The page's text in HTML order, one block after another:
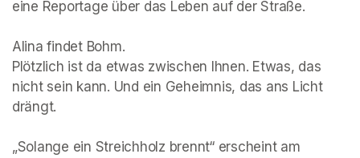
eine Reportage über das Leben auf der Straße.
Alina findet Bohm.
Plötzlich ist da etwas zwischen Ihnen. Etwas, das
nicht sein kann. Und ein Geheimnis, das ans Licht
drängt.
„Solange ein Streichholz brennt“ erscheint am